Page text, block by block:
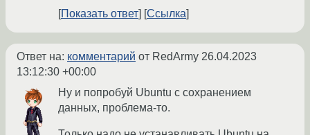
Показать ответ Ссылка
Ответ на: комментарий от RedArmy 26.04.2023
13:12:30 +00:00
Ну и попробуй Ubuntu с сохранением
данных, проблема-то.